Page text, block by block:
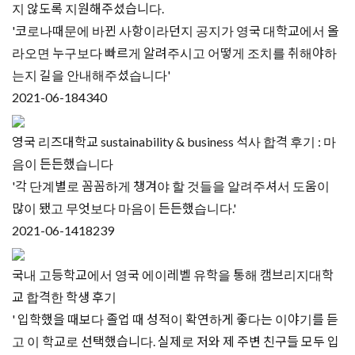
지 않도록 지원해주셨습니다.
'코로나때문에 바뀐 사항이라던지 공지가 영국 대학교에서 올
라오면 누구보다 빠르게 알려주시고 어떻게 조치를 취해야하
는지 길을 안내해주셨습니다'
2021-06-184340
영국 리즈대학교 sustainability & business 석사 합격 후기 : 마
음이 든든했습니다
'각 단계별로 꼼꼼하게 챙겨야 할 것들을 알려주셔서 도움이
많이 됐고 무엇보다 마음이 든든했습니다.'
2021-06-1418239
국내 고등학교에서 영국 에이레벨 유학을 통해 캠브리지대학
교 합격한 학생 후기
' 입학했을 때보다 졸업 때 성적이 확연하게 좋다는 이야기를 듣
고 이 학교로 선택했습니다. 실제로 저와 제 주변 친구들 모두 입